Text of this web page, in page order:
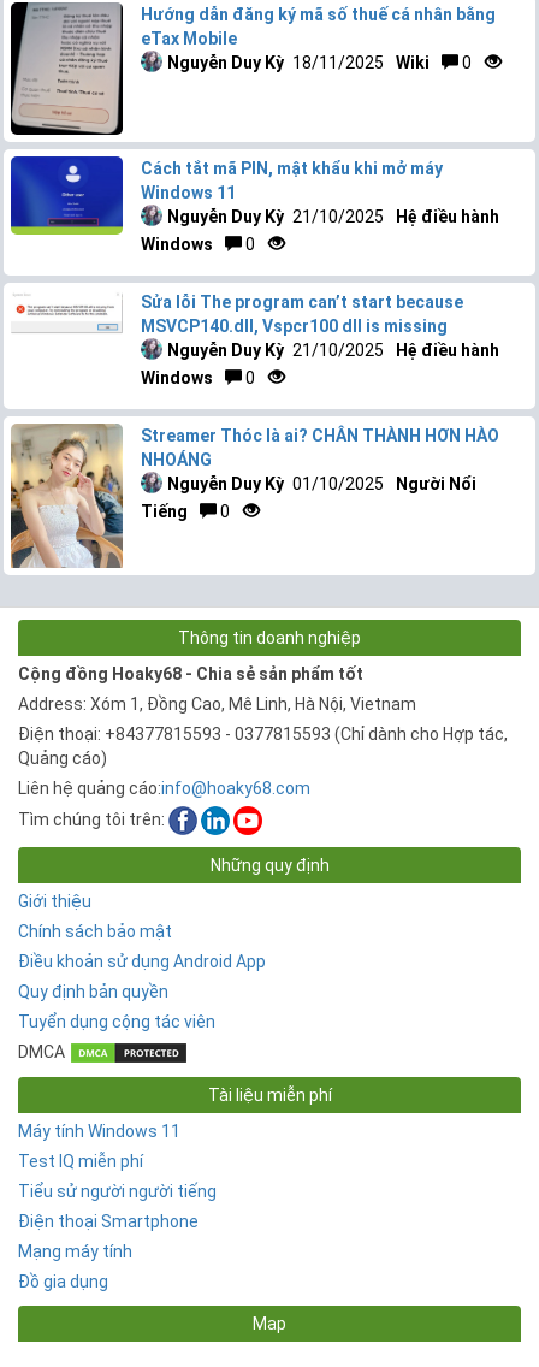
Hướng dẫn đăng ký mã số thuế cá nhân bằng
eTax Mobile
Nguyễn Duy Kỳ 18/11/2025 Wiki 0
Cách tắt mã PIN, mật khẩu khi mở máy
Windows 11
Nguyễn Duy Kỳ 21/10/2025
Hệ điều hành
Windows
0
Sửa lỗi The program can’t start because
MSVCP140.dll, Vspcr100 dll is missing
Nguyễn Duy Kỳ 21/10/2025
Hệ điều hành
Windows
0
Streamer Thóc là ai? CHÂN THÀNH HƠN HÀO
NHOÁNG
Nguyễn Duy Kỳ 01/10/2025
Người Nổi
Tiếng
0
Thông tin doanh nghiệp
Cộng đồng Hoaky68 - Chia sẻ sản phẩm tốt
Address: Xóm 1, Đồng Cao, Mê Linh, Hà Nội, Vietnam
Điện thoại: +84377815593 - 0377815593 (Chỉ dành cho Hợp tác,
Quảng cáo)
Liên hệ quảng cáo:info@hoaky68.com
Tìm chúng tôi trên:
Những quy định
Giới thiệu
Chính sách bảo mật
Điều khoản sử dụng Android App
Quy định bản quyền
Tuyển dụng cộng tác viên
DMCA
Tài liệu miễn phí
Máy tính Windows 11
Test IQ miễn phí
Tiểu sử người người tiếng
Điện thoại Smartphone
Mạng máy tính
Đồ gia dụng
Map